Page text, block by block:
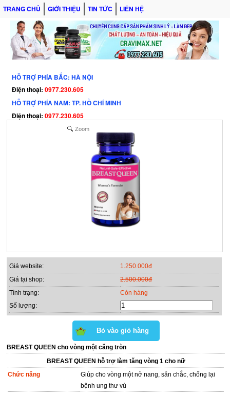
TRANG CHỦ GIỚI THIỆU TIN TỨC LIÊN HỆ
HỖ TRỢ PHÍA BẮC: HÀ NỘI
Điện thoại: 0977.230.605
HỖ TRỢ PHÍA NAM: TP. HỒ CHÍ MINH
Điện thoại: 0977.230.605
Zoom
Giá website:
1.250.000đ
Giá tại shop:
2.500.000đ
Tình trạng:
Còn hàng
Số lượng:
BREAST QUEEN cho vòng một căng tròn
BREAST QUEEN hỗ trợ làm tăng vòng 1 cho nữ
Chức năng
Giúp cho vòng một nở nang, săn chắc, chống lại
bệnh ung thư vú